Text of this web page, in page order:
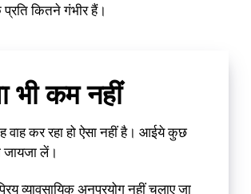
कितने गंभीर हैं।
भी कम नहीं
वाह कर रहा हो ऐसा नहीं है। आईये कुछ
जायजा लें।
व्यावसायिक अनुप्रयोग नहीं चलाए जा